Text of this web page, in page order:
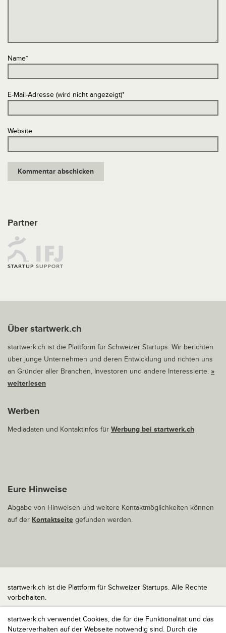
startwerk.ch verwendet Cookies, die für die Funktionalität und das
Nutzerverhalten auf der Webseite notwendig sind. Durch die
Name*
E-Mail-Adresse (wird nicht angezeigt)*
Website
Partner
Über startwerk.ch
startwerk.ch ist die Plattform für Schweizer Startups. Wir berichten
über junge Unternehmen und deren Entwicklung und richten uns
an Gründer aller Branchen, Investoren und andere Interessierte. »
weiterlesen
Werben
Mediadaten und Kontaktinfos für Werbung bei startwerk.ch
Eure Hinweise
Abgabe von Hinweisen und weitere Kontaktmöglichkeiten können
auf der Kontaktseite gefunden werden.
startwerk.ch ist die Plattform für Schweizer Startups. Alle Rechte
vorbehalten.
Impressum
Kontakt